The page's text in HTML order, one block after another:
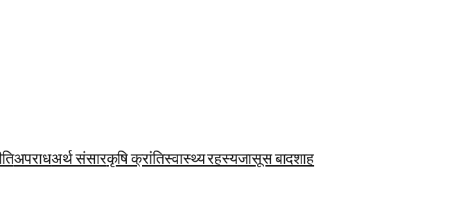
अपराधअर्थ संसारकृषि क्रांतिस्वास्थ्य रहस्यजासूस बादशाह